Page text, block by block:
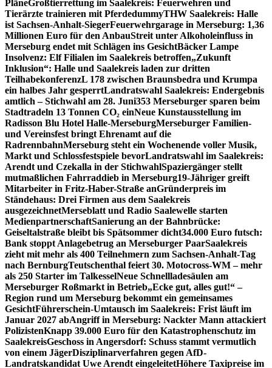
PläneGroßtierrettung im Saalekreis: Feuerwehren und
Tierärzte trainieren mit PferdedummyTHW Saalekreis: Halle
ist Sachsen-Anhalt-SiegerFeuerwehrgarage in Merseburg: 1,36
Millionen Euro für den AnbauStreit unter Alkoholeinfluss in
Merseburg endet mit Schlägen ins GesichtBäcker Lampe
Insolvenz: Elf Filialen im Saalekreis betroffen„Zukunft
Inklusion“: Halle und Saalekreis laden zur dritten
TeilhabekonferenzL 178 zwischen Braunsbedra und Krumpa
ein halbes Jahr gesperrtLandratswahl Saalekreis: Endergebnis
amtlich – Stichwahl am 28. Juni353 Merseburger sparen beim
Stadtradeln 13 Tonnen CO₂ einNeue Kunstausstellung im
Radisson Blu Hotel Halle-MerseburgMerseburger Familien-
und Vereinsfest bringt Ehrenamt auf die
RadrennbahnMerseburg steht ein Wochenende voller Musik,
Markt und Schlossfestspiele bevorLandratswahl im Saalekreis:
Arendt und Czekalla in der StichwahlSpaziergänger stellt
mutmaßlichen Fahrraddieb in Merseburg19-Jähriger greift
Mitarbeiter in Fritz-Haber-Straße anGründerpreis im
Ständehaus: Drei Firmen aus dem Saalekreis
ausgezeichnetMerseblatt und Radio Saalewelle starten
MedienpartnerschaftSanierung an der Bahnbrücke:
Geiseltalstraße bleibt bis Spätsommer dicht34.000 Euro futsch:
Bank stoppt Anlagebetrug an Merseburger PaarSaalekreis
zieht mit mehr als 400 Teilnehmern zum Sachsen-Anhalt-Tag
nach BernburgTeutschenthal feiert 30. Motocross-WM – mehr
als 250 Starter im TalkesselNeue Schnellladesäulen am
Merseburger Roßmarkt in Betrieb„Ecke gut, alles gut!“ –
Region rund um Merseburg bekommt ein gemeinsames
GesichtFührerschein-Umtausch im Saalekreis: Frist läuft im
Januar 2027 abAngriff in Merseburg: Nackter Mann attackiert
PolizistenKnapp 39.000 Euro für den Katastrophenschutz im
SaalekreisGeschoss in Angersdorf: Schuss stammt vermutlich
von einem JägerDisziplinarverfahren gegen AfD-
Landratskandidat Uwe Arendt eingeleitetHöhere Taxipreise im